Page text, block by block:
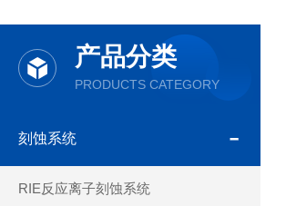
产品分类
PRODUCTS CATEGORY
刻蚀系统
RIE反应离子刻蚀系统